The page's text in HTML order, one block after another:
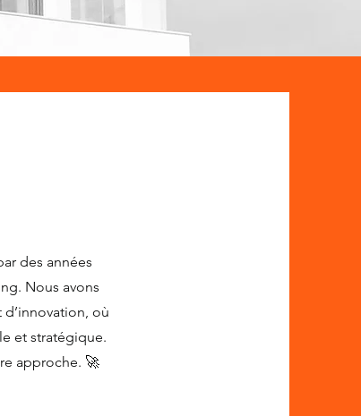
des années
Nous avons
où
et stratégique.
approche. 🚀